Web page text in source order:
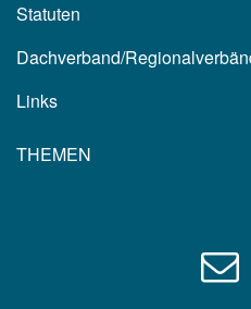
Statuten
Dachverband/
Links
THEMEN